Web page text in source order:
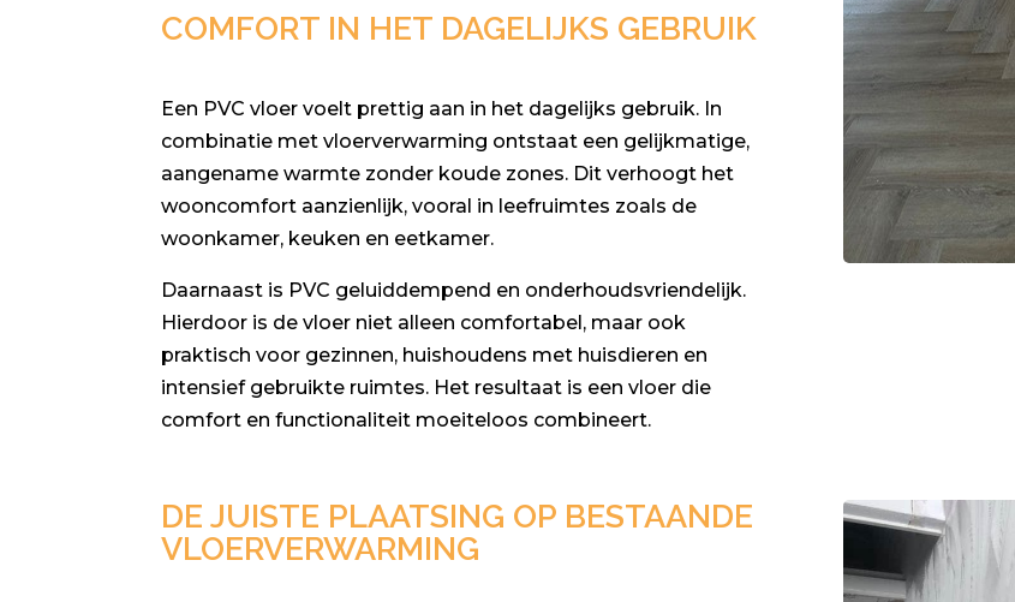
COMFORT IN HET DAGELIJKS GEBRUIK
Een PVC vloer voelt prettig aan in het dagelijks gebruik. In
combinatie met vloerverwarming ontstaat een gelijkmatige,
aangename warmte zonder koude zones. Dit verhoogt het
wooncomfort aanzienlijk, vooral in leefruimtes zoals de
woonkamer, keuken en eetkamer.
Daarnaast is PVC geluiddempend en onderhoudsvriendelijk.
Hierdoor is de vloer niet alleen comfortabel, maar ook
praktisch voor gezinnen, huishoudens met huisdieren en
intensief gebruikte ruimtes. Het resultaat is een vloer die
comfort en functionaliteit moeiteloos combineert.
DE JUISTE PLAATSING OP BESTAANDE
VLOERVERWARMING